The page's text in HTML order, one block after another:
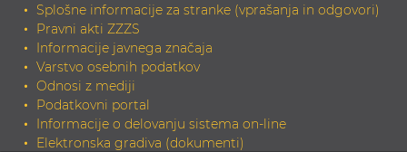
Splošne informacije za stranke (vprašanja in odgovori)
Pravni akti ZZZS
Informacije javnega značaja
Varstvo osebnih podatkov
Odnosi z mediji
Podatkovni portal
Informacije o delovanju sistema on-line
Elektronska gradiva (dokumenti)